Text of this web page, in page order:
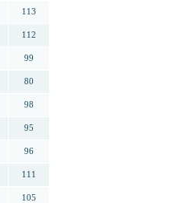
113
112
99
80
98
95
96
111
105